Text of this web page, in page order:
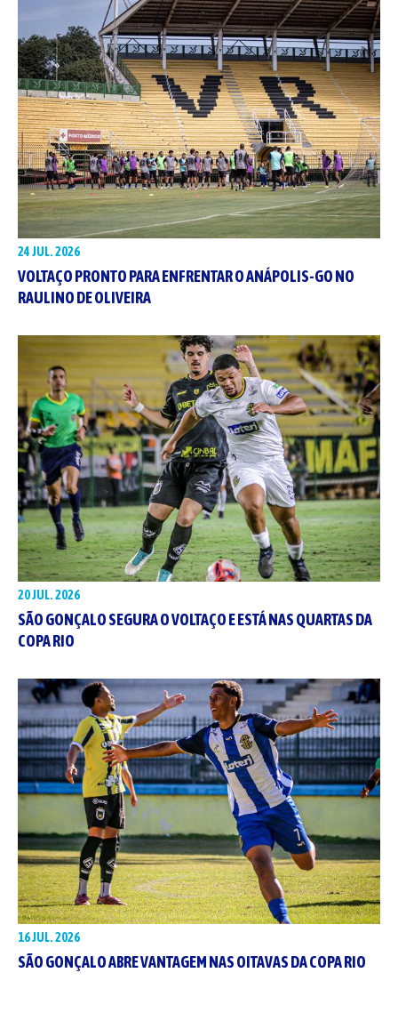
24 JUL. 2026
VOLTAÇO PRONTO PARA ENFRENTAR O ANÁPOLIS-GO NO
RAULINO DE OLIVEIRA
20 JUL. 2026
SÃO GONÇALO SEGURA O VOLTAÇO E ESTÁ NAS QUARTAS DA
COPA RIO
16 JUL. 2026
SÃO GONÇALO ABRE VANTAGEM NAS OITAVAS DA COPA RIO